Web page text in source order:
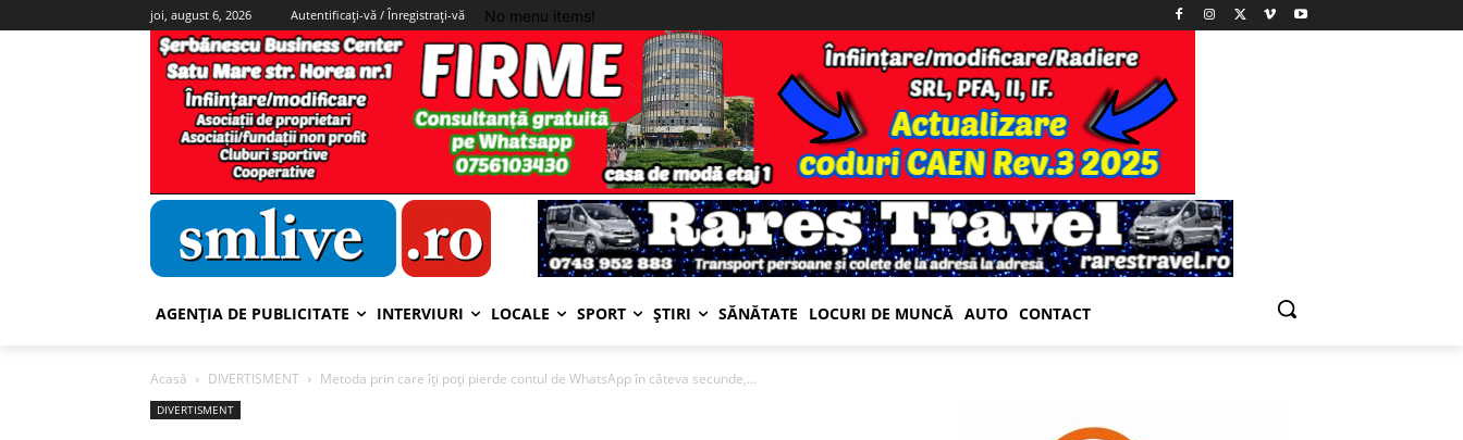
joi, august 6, 2026 Autentificați-vă / Înregistrați-vă No menu items!
AGENȚIA DE PUBLICITATE INTERVIURI LOCALE SPORT ȘTIRI SĂNĂTATE LOCURI DE MUNCĂ AUTO CONTACT
Acasă DIVERTISMENT Metoda prin care îți poți pierde contul de WhatsApp în câteva secunde,...
DIVERTISMENT